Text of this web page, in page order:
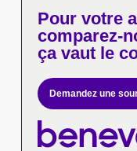
Pour votre
comparez-
ça vaut le
Demandez une